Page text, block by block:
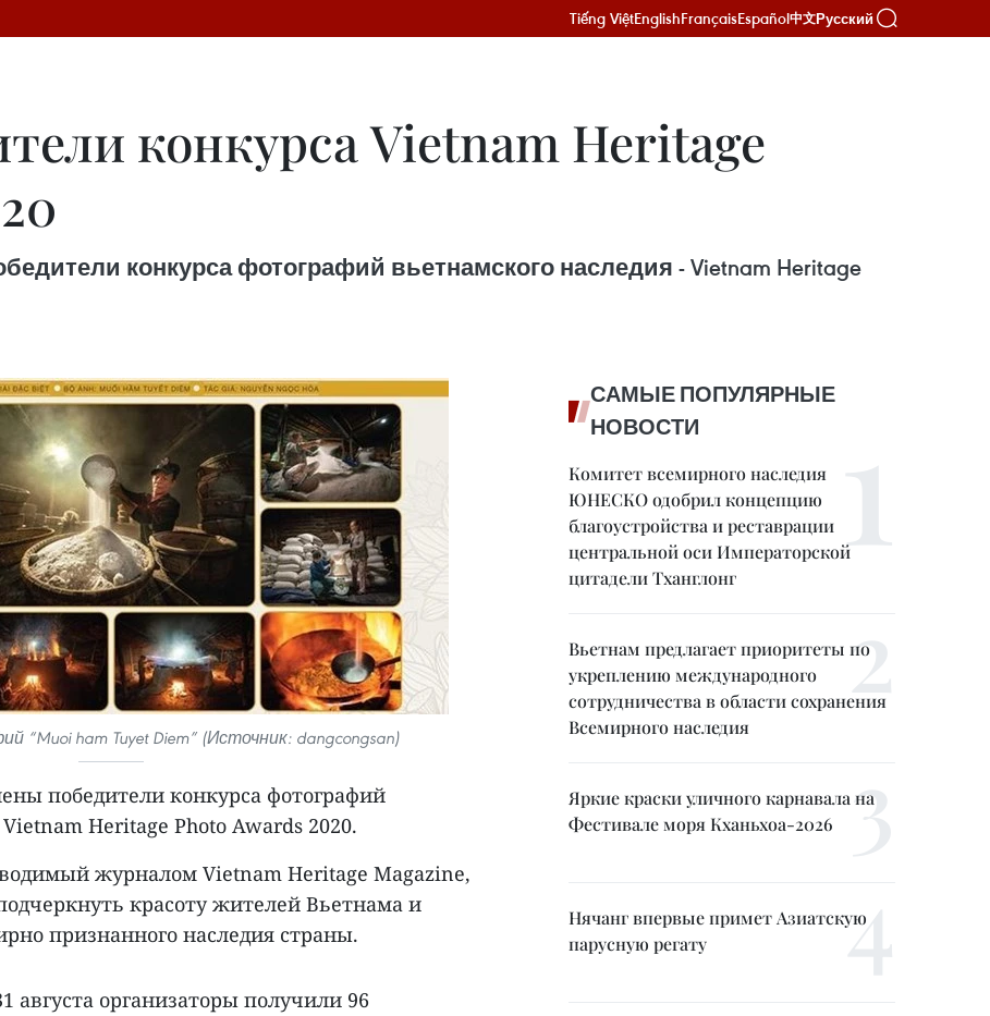
Tiếng ViệtEnglishFrançaisEspañol中文Русский
конкурса Vietnam Heritage
конкурса фотографий вьетнамского наследия - Vietnam Heritage
“Muoi ham Tuyet Diem” (Источник: dangcongsan)
победители конкурса фотографий
Heritage Photo Awards 2020.
журналом Vietnam Heritage Magazine,
красоту жителей Вьетнама и
признанного наследия страны.
августа организаторы получили 96
САМЫЕ ПОПУЛЯРНЫЕ
НОВОСТИ
Комитет всемирного наследия
ЮНЕСКО одобрил концепцию
благоустройства и реставрации
центральной оси Императорской
цитадели Тханглонг
Вьетнам предлагает приоритеты по
укреплению международного
сотрудничества в области сохранения
Всемирного наследия
Яркие краски уличного карнавала на
Фестивале моря Кханьхоа-2026
Нячанг впервые примет Азиатскую
парусную регату